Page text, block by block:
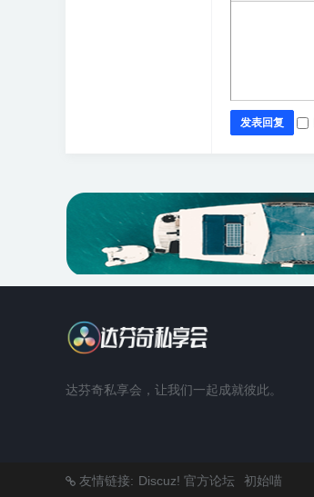
发表回复
达芬奇私享会，让我们一起成就彼此。
友情链接: Discuz! 官方论坛 初始喵